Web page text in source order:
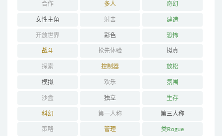
合作 多人 奇幻
女性主角 射击 建造
开放世界 彩色 恐怖
战斗 抢先体验 拟真
探索 控制器 放松
模拟 欢乐 氛围
沙盒 独立 生存
科幻 第一人称 第三人称
策略 管理 类Rogue